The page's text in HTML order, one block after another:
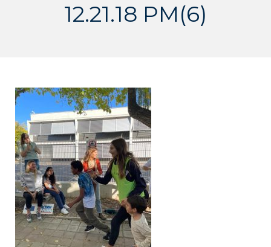
12.21.18 PM(6)